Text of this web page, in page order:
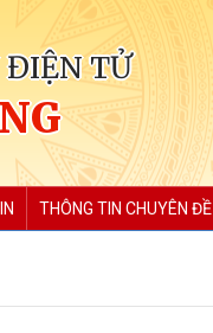
ĐIỆN TỬ
THÔNG TIN CHUYÊN ĐỀ